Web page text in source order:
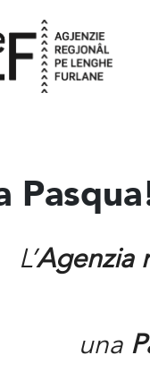
L’Agenzia
una